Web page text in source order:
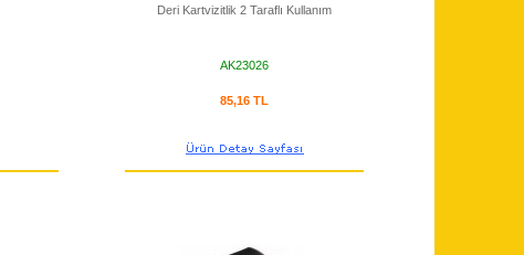
Deri Kartvizitlik 2 Taraflı Kullanım
AK23026
85,16 TL